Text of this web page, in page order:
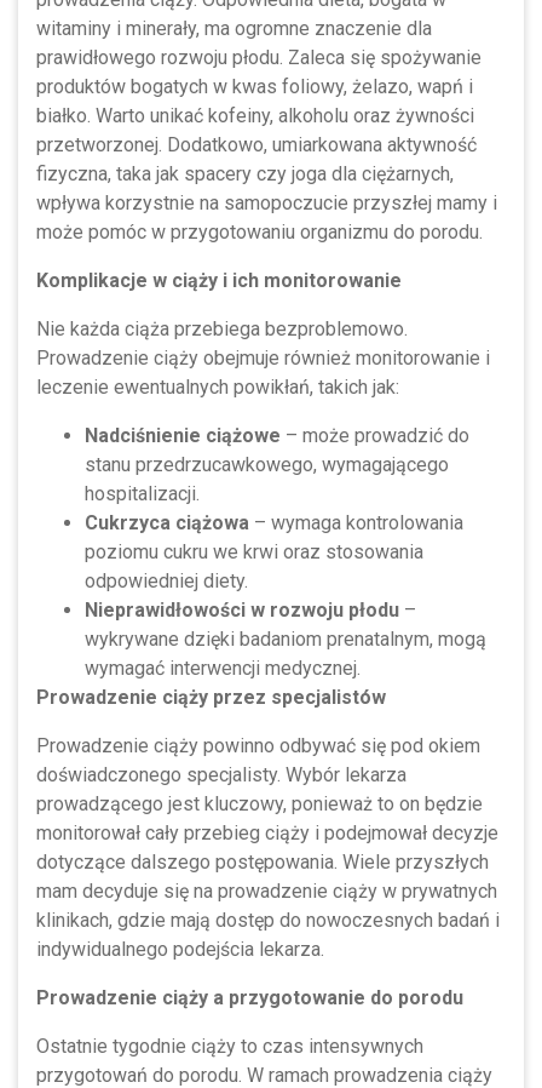
witaminy i minerały, ma ogromne znaczenie dla
prawidłowego rozwoju płodu. Zaleca się spożywanie
produktów bogatych w kwas foliowy, żelazo, wapń i
białko. Warto unikać kofeiny, alkoholu oraz żywności
przetworzonej. Dodatkowo, umiarkowana aktywność
fizyczna, taka jak spacery czy joga dla ciężarnych,
wpływa korzystnie na samopoczucie przyszłej mamy i
może pomóc w przygotowaniu organizmu do porodu.
Komplikacje w ciąży i ich monitorowanie
Nie każda ciąża przebiega bezproblemowo.
Prowadzenie ciąży obejmuje również monitorowanie i
leczenie ewentualnych powikłań, takich jak:
Nadciśnienie ciążowe – może prowadzić do
stanu przedrzucawkowego, wymagającego
hospitalizacji.
Cukrzyca ciążowa – wymaga kontrolowania
poziomu cukru we krwi oraz stosowania
odpowiedniej diety.
Nieprawidłowości w rozwoju płodu –
wykrywane dzięki badaniom prenatalnym, mogą
wymagać interwencji medycznej.
Prowadzenie ciąży przez specjalistów
Prowadzenie ciąży powinno odbywać się pod okiem
doświadczonego specjalisty. Wybór lekarza
prowadzącego jest kluczowy, ponieważ to on będzie
monitorował cały przebieg ciąży i podejmował decyzje
dotyczące dalszego postępowania. Wiele przyszłych
mam decyduje się na prowadzenie ciąży w prywatnych
klinikach, gdzie mają dostęp do nowoczesnych badań i
indywidualnego podejścia lekarza.
Prowadzenie ciąży a przygotowanie do porodu
Ostatnie tygodnie ciąży to czas intensywnych
przygotowań do porodu. W ramach prowadzenia ciąży